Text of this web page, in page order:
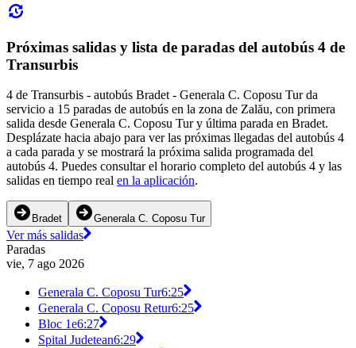
Próximas salidas y lista de paradas del autobús 4 de
Transurbis
4 de Transurbis - autobús Bradet - Generala C. Coposu Tur da
servicio a 15 paradas de autobús en la zona de Zalău, con primera
salida desde Generala C. Coposu Tur y última parada en Bradet.
Desplázate hacia abajo para ver las próximas llegadas del autobús 4
a cada parada y se mostrará la próxima salida programada del
autobús 4. Puedes consultar el horario completo del autobús 4 y las
salidas en tiempo real en la aplicación.
Bradet Generala C. Coposu Tur
Ver más salidas
Paradas
vie, 7 ago 2026
Generala C. Coposu Tur6:25
Generala C. Coposu Retur6:25
Bloc 1e6:27
Spital Judetean6:29